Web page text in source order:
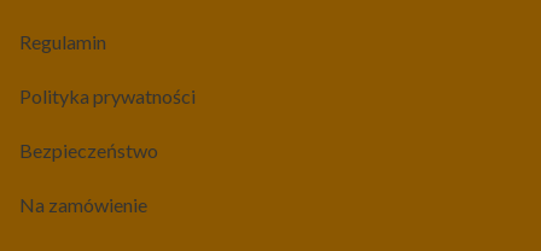
Regulamin
Polityka prywatności
Bezpieczeństwo
Na zamówienie